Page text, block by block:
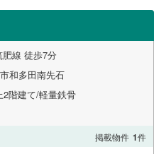
線 徒歩7分
和多田南先石
2階建て/軽量鉄骨
掲載物件 1件